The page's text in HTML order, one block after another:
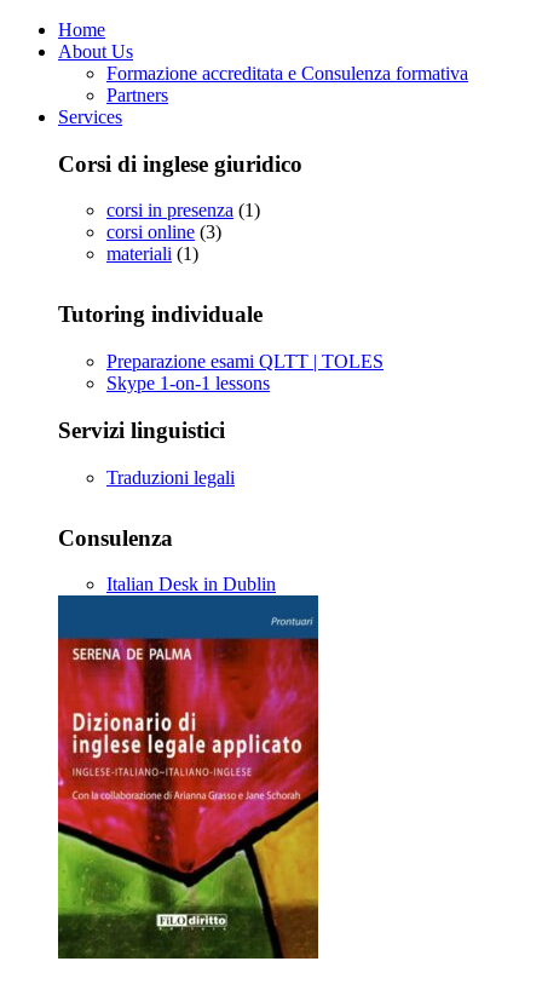
Home
About Us
Formazione accreditata e Consulenza formativa
Partners
Services
Corsi di inglese giuridico
corsi in presenza (1)
corsi online (3)
materiali (1)
Tutoring individuale
Preparazione esami QLTT | TOLES
Skype 1-on-1 lessons
Servizi linguistici
Traduzioni legali
Consulenza
Italian Desk in Dublin